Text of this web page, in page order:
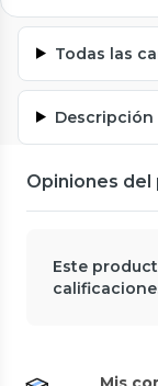
Todas las
Descripción
Opiniones
Este